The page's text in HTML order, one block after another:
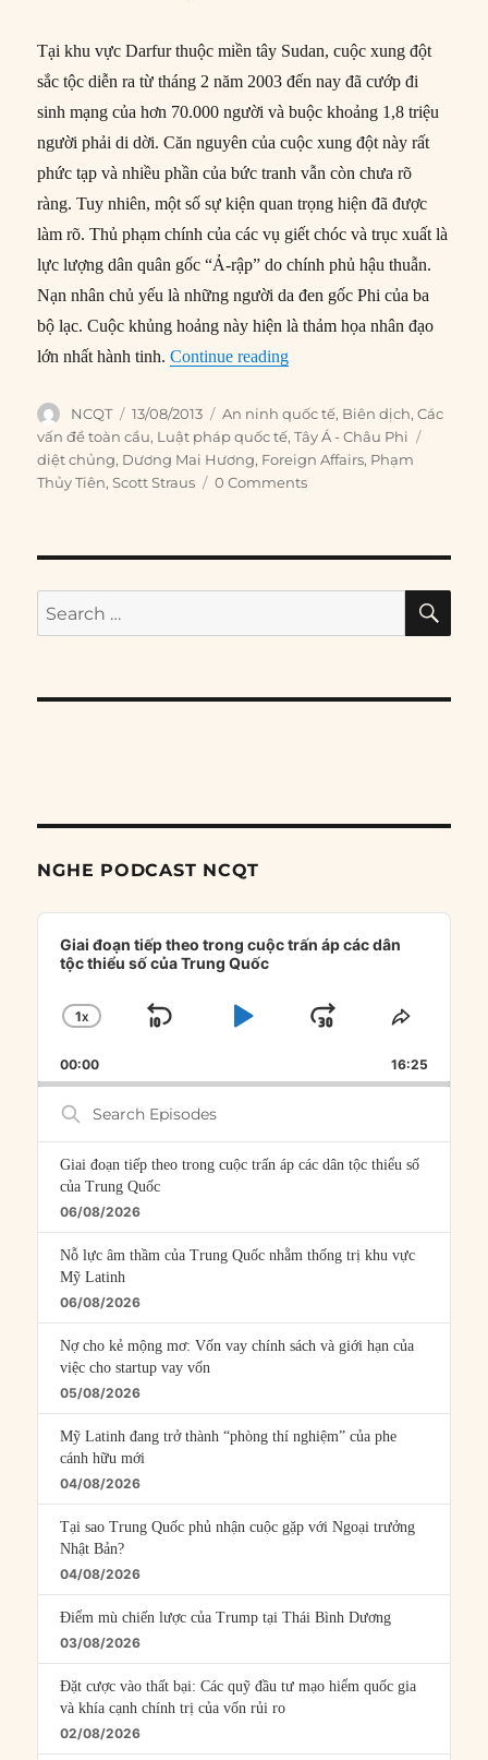
Tại khu vực Darfur thuộc miền tây Sudan, cuộc xung đột
sắc tộc diễn ra từ tháng 2 năm 2003 đến nay đã cướp đi
sinh mạng của hơn 70.000 người và buộc khoảng 1,8 triệu
người phải di dời. Căn nguyên của cuộc xung đột này rất
phức tạp và nhiều phần của bức tranh vẫn còn chưa rõ
ràng. Tuy nhiên, một số sự kiện quan trọng hiện đã được
làm rõ. Thủ phạm chính của các vụ giết chóc và trục xuất là
lực lượng dân quân gốc “Ả-rập” do chính phủ hậu thuẫn.
Nạn nhân chủ yếu là những người da đen gốc Phi của ba
bộ lạc. Cuộc khủng hoảng này hiện là thảm họa nhân đạo
lớn nhất hành tinh.Continue reading“#43 – Darfur và cuộc tranh
Author
NCQT
Posted
on
13/08/2013 Categories
An ninh quốc tế, Biên dịch,Các
vấn đề toàn cầu, Luật pháp quốc tế,Tây Á - Châu Phi
diệt chủng, Dương Mai Hương, Foreign Affairs, Phạm
Thủy Tiên,Scott Straus 0 Comments
Search
for:
NGHE PODCAST NCQT
Audio
Player
Giai đoạn tiếp theo trong cuộc trấn áp các dân
tộc thiểu số của Trung Quốc
CHANGE
RATE
1X
SKIP
PLAYJUMP
FORWARD
SHARE
00:00 16:25
Search
Episodes
Giai đoạn tiếp theo trong cuộc trấn áp các dân tộc thiểu số
của Trung Quốc
06/08/2026
Nỗ lực âm thầm của Trung Quốc nhằm thống trị khu vực
Mỹ Latinh
06/08/2026
Nợ cho kẻ mộng mơ: Vốn vay chính sách và giới hạn của
việc cho startup vay vốn
05/08/2026
Mỹ Latinh đang trở thành “phòng thí nghiệm” của phe
cánh hữu mới
04/08/2026
Tại sao Trung Quốc phủ nhận cuộc gặp với Ngoại trưởng
Nhật Bản?
04/08/2026
Điểm mù chiến lược của Trump tại Thái Bình Dương
03/08/2026
Đặt cược vào thất bại: Các quỹ đầu tư mạo hiểm quốc gia
và khía cạnh chính trị của vốn rủi ro
02/08/2026